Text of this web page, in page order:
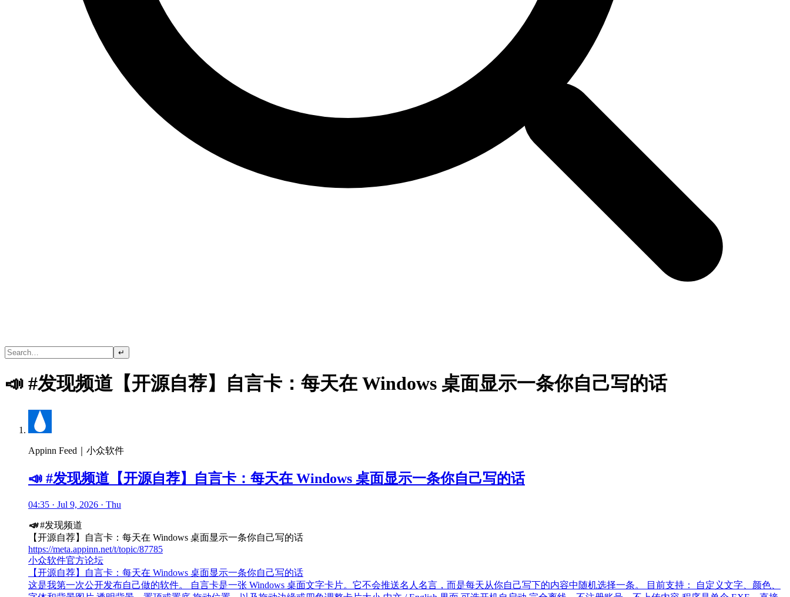
↵
📣 #发现频道【开源自荐】自言卡：每天在 Windows 桌面显示一条你自己写的话
Appinn Feed｜小众软件
📣 #发现频道【开源自荐】自言卡：每天在 Windows 桌面显示一条你自己写的话
04:35 · Jul 9, 2026 · Thu
📣#发现频道
【开源自荐】自言卡：每天在 Windows 桌面显示一条你自己写的话
https://meta.appinn.net/t/topic/87785
小众软件官方论坛
【开源自荐】自言卡：每天在 Windows 桌面显示一条你自己写的话
这是我第一次公开发布自己做的软件。 自言卡是一张 Windows 桌面文字卡片。它不会推送名人名言，而是每天从你自己写下的内容中随机选择一条。 目前支持： 自定义文字、颜色、